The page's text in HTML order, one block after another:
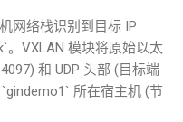
网络栈识别到目标 IP
。 VXLAN 模块将原始以太
和 UDP 头部 (目标端
`gindemo1` 所在宿主机 (节